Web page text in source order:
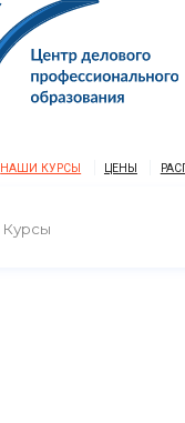
НАШИ КУРСЫ ЦЕНЫ
Курсы